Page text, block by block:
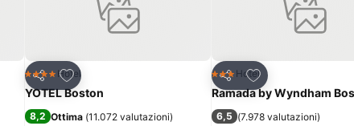
Condividi
Aggiungi ai preferiti
4 StelleHotel
YOTEL Boston
8,2 Ottima (11.072 valutazioni)
Condividi
Aggiungi ai
3 StelleHotel
Ramada by Wyndham
6,5 (7.978 valutazioni)